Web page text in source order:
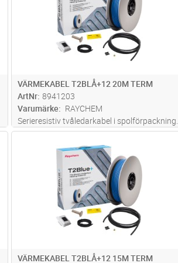
VÄRMEKABEL T2BLÅ+12 20M TERM
ArtNr 8941203
Varumärke
RAYCHEM
Serieresistiv tvåledarkabel i spolförpackning.
Diameter: 5 mm med påmonterad kallkabel
(2,5 m). Värmekabeln är metermärkt, PFAS-fri
och har ett inbyggt kabelminne för en smidig
installation. Kompatib...läs mer
Lägg i kundvagn
VÄRMEKABEL T2BLÅ+12 15M TERM